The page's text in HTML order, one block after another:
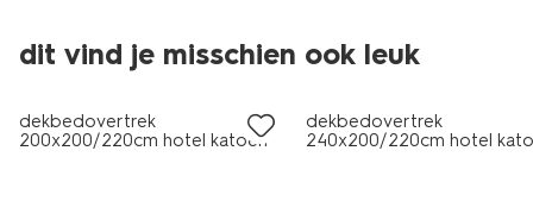
dit vind je misschien ook leuk
30% korting
met je HEMA pas
dekbedovertrek
200x200/220cm hotel katoen
30% korting
met je HEMA pas
dekbedovertrek
240x200/220cm hotel